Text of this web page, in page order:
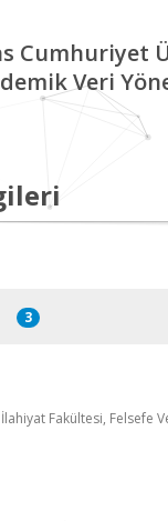
Cumhuriyet
Veri
3
Fakültesi, Felsefe